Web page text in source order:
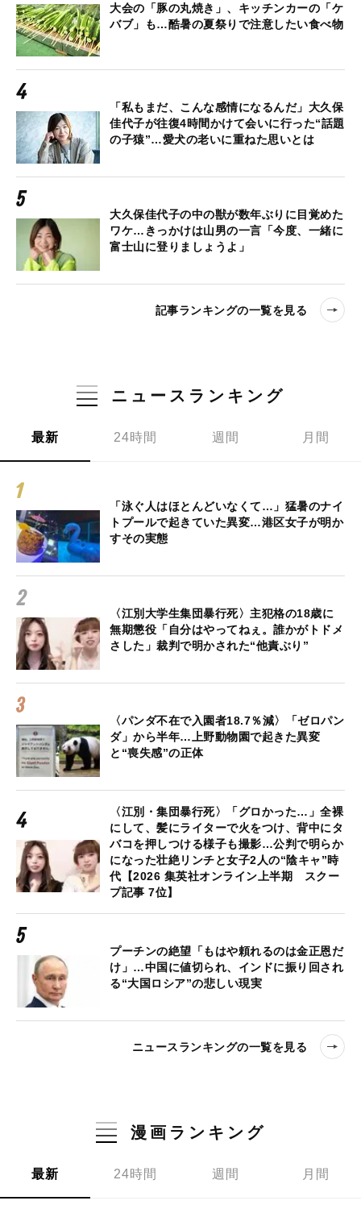
大会の「豚の丸焼き」、キッチンカーの「ケ
バブ」も…酷暑の夏祭りで注意したい食べ物
「私もまだ、こんな感情になるんだ」大久保
佳代子が往復4時間かけて会いに行った“話題
の子猿”…愛犬の老いに重ねた思いとは
大久保佳代子の中の獣が数年ぶりに目覚めた
ワケ…きっかけは山男の一言「今度、一緒に
富士山に登りましょうよ」
記事ランキングの一覧を見る
ニュースランキング
最新 24時間 週間 月間
「泳ぐ人はほとんどいなくて…」猛暑のナイ
トプールで起きていた異変…港区女子が明か
すその実態
〈江別大学生集団暴行死〉主犯格の18歳に
無期懲役「自分はやってねぇ。誰かがトドメ
さした」裁判で明かされた“他責ぶり”
〈パンダ不在で入園者18.7％減〉「ゼロパン
ダ」から半年…上野動物園で起きた異変
と“喪失感”の正体
〈江別・集団暴行死〉「グロかった…」全裸
にして、髪にライターで火をつけ、背中にタ
バコを押しつける様子も撮影…公判で明らか
になった壮絶リンチと女子2人の“陰キャ”時
代【2026 集英社オンライン上半期 スクー
プ記事 7位】
プーチンの絶望「もはや頼れるのは金正恩だ
け」…中国に値切られ、インドに振り回され
る“大国ロシア”の悲しい現実
ニュースランキングの一覧を見る
漫画ランキング
最新 24時間 週間 月間